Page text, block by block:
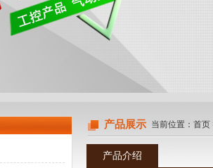
产品展示 当前位置： 首页
产品介绍